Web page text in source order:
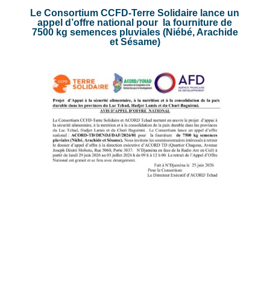
Le Consortium CCFD-Terre Solidaire lance un
appel d’offre national pour la fourniture de
7500 kg semences pluviales (Niébé, Arachide
et Sésame)